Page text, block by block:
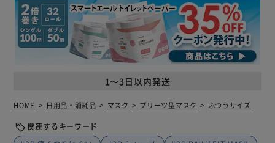
1～3日以内発送
HOME 日用品・消耗品 マスク プリーツ型マスク ふつうサイズ
関連するキーワード